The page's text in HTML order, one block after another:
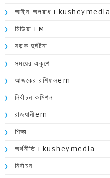
আইন-অপরাধ Ekusheymedia
মিডিয়া EM
সড়ক দুর্ঘটনা
সময়ের একুশে
আজকের রশিফলem
নির্বাচন কমিশন
রাজধানীem
শিক্ষা
অর্থনীতি Ekusheymedia
নির্বাচন